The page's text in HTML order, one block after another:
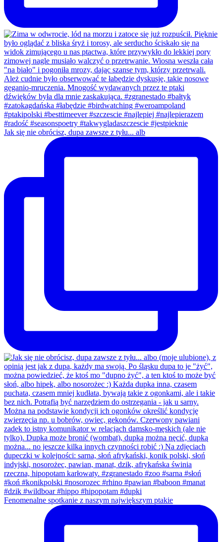
Jak się nie obrócisz, dupa zawsze z tyłu... alb
Fenomenalne spotkanie z naszym największym ptakie